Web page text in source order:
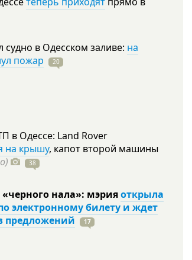
судно в Одесском заливе: на
пожар
20
в Одессе: Land Rover
на крышу, капот второй машины
38
нала»: мэрияоткрыла
электронному билету и ждет
предложений
17